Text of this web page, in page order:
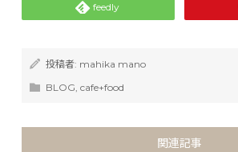
feedly
投稿者: mahika mano
BLOG,cafe+food
関連記事